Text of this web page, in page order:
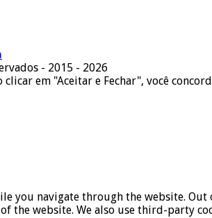
- 2015 - 2026
em "Aceitar e Fechar", você
you navigate through the website.
website. We also use third-party